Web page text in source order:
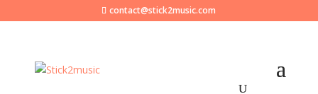
contact@stick2music.com